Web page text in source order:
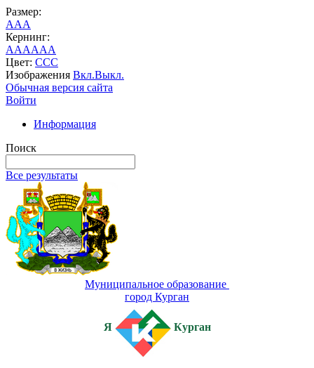
Размер:
AAA
Кернинг:
AAAAAA
Цвет: CCC
Изображения Вкл.Выкл.
Обычная версия сайта
Войти
Информация
Поиск
Все результаты
Муниципальное образование
город Курган
Я Курган